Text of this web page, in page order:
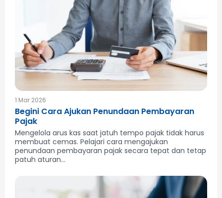
1 Mar 2026
Begini Cara Ajukan Penundaan Pembayaran
Pajak
Mengelola arus kas saat jatuh tempo pajak tidak harus
membuat cemas. Pelajari cara mengajukan
penundaan pembayaran pajak secara tepat dan tetap
patuh aturan...